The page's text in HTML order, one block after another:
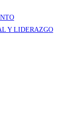
Y LIDERAZGO